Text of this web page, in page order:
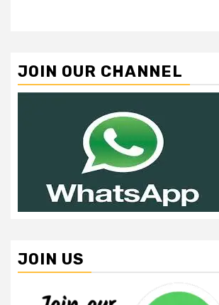
JOIN OUR CHANNEL
JOIN US